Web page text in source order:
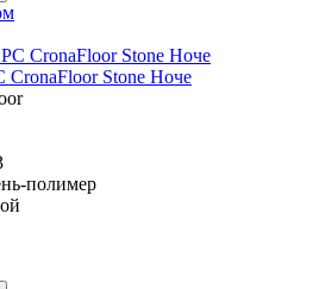
CronaFloor Stone Ноче
полимер